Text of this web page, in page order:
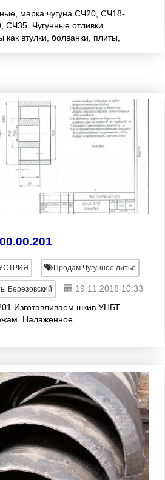
марка чугуна СЧ20, СЧ18-
Чугунные отливки
втулки, болванки, плиты,
Продам Чугунное литье
Березовский
19.11.2018 10:33
Изготавливаем шкив УНБТ
Налаженное